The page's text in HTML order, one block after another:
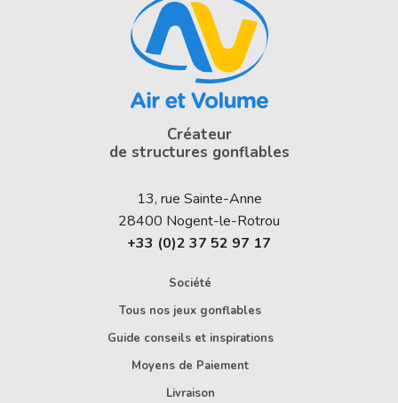
Créateur
de structures gonflables
13, rue Sainte-Anne
28400 Nogent-le-Rotrou
+33 (0)2 37 52 97 17
Société
Tous nos jeux gonflables
Guide conseils et inspirations
Moyens de Paiement
Livraison